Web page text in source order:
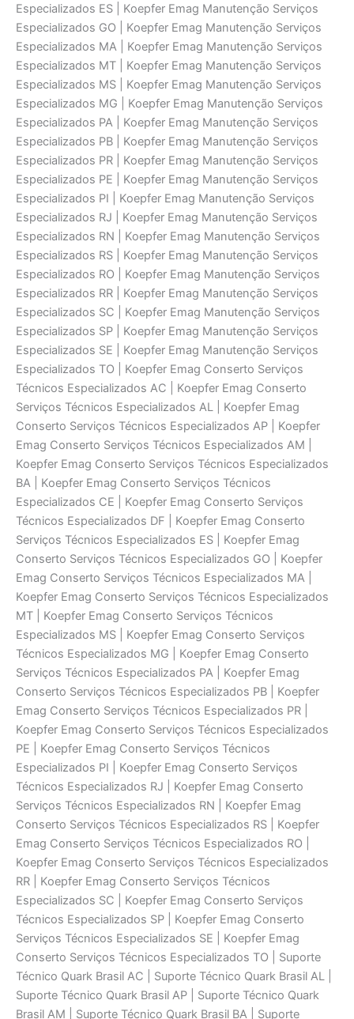
Especializados ES | Koepfer Emag Manutenção Serviços
Especializados GO | Koepfer Emag Manutenção Serviços
Especializados MA | Koepfer Emag Manutenção Serviços
Especializados MT | Koepfer Emag Manutenção Serviços
Especializados MS | Koepfer Emag Manutenção Serviços
Especializados MG | Koepfer Emag Manutenção Serviços
Especializados PA | Koepfer Emag Manutenção Serviços
Especializados PB | Koepfer Emag Manutenção Serviços
Especializados PR | Koepfer Emag Manutenção Serviços
Especializados PE | Koepfer Emag Manutenção Serviços
Especializados PI | Koepfer Emag Manutenção Serviços
Especializados RJ | Koepfer Emag Manutenção Serviços
Especializados RN | Koepfer Emag Manutenção Serviços
Especializados RS | Koepfer Emag Manutenção Serviços
Especializados RO | Koepfer Emag Manutenção Serviços
Especializados RR | Koepfer Emag Manutenção Serviços
Especializados SC | Koepfer Emag Manutenção Serviços
Especializados SP | Koepfer Emag Manutenção Serviços
Especializados SE | Koepfer Emag Manutenção Serviços
Especializados TO | Koepfer Emag Conserto Serviços
Técnicos Especializados AC | Koepfer Emag Conserto
Serviços Técnicos Especializados AL | Koepfer Emag
Conserto Serviços Técnicos Especializados AP | Koepfer
Emag Conserto Serviços Técnicos Especializados AM |
Koepfer Emag Conserto Serviços Técnicos Especializados
BA | Koepfer Emag Conserto Serviços Técnicos
Especializados CE | Koepfer Emag Conserto Serviços
Técnicos Especializados DF | Koepfer Emag Conserto
Serviços Técnicos Especializados ES | Koepfer Emag
Conserto Serviços Técnicos Especializados GO | Koepfer
Emag Conserto Serviços Técnicos Especializados MA |
Koepfer Emag Conserto Serviços Técnicos Especializados
MT | Koepfer Emag Conserto Serviços Técnicos
Especializados MS | Koepfer Emag Conserto Serviços
Técnicos Especializados MG | Koepfer Emag Conserto
Serviços Técnicos Especializados PA | Koepfer Emag
Conserto Serviços Técnicos Especializados PB | Koepfer
Emag Conserto Serviços Técnicos Especializados PR |
Koepfer Emag Conserto Serviços Técnicos Especializados
PE | Koepfer Emag Conserto Serviços Técnicos
Especializados PI | Koepfer Emag Conserto Serviços
Técnicos Especializados RJ | Koepfer Emag Conserto
Serviços Técnicos Especializados RN | Koepfer Emag
Conserto Serviços Técnicos Especializados RS | Koepfer
Emag Conserto Serviços Técnicos Especializados RO |
Koepfer Emag Conserto Serviços Técnicos Especializados
RR | Koepfer Emag Conserto Serviços Técnicos
Especializados SC | Koepfer Emag Conserto Serviços
Técnicos Especializados SP | Koepfer Emag Conserto
Serviços Técnicos Especializados SE | Koepfer Emag
Conserto Serviços Técnicos Especializados TO | Suporte
Técnico Quark Brasil AC | Suporte Técnico Quark Brasil AL |
Suporte Técnico Quark Brasil AP | Suporte Técnico Quark
Brasil AM | Suporte Técnico Quark Brasil BA | Suporte